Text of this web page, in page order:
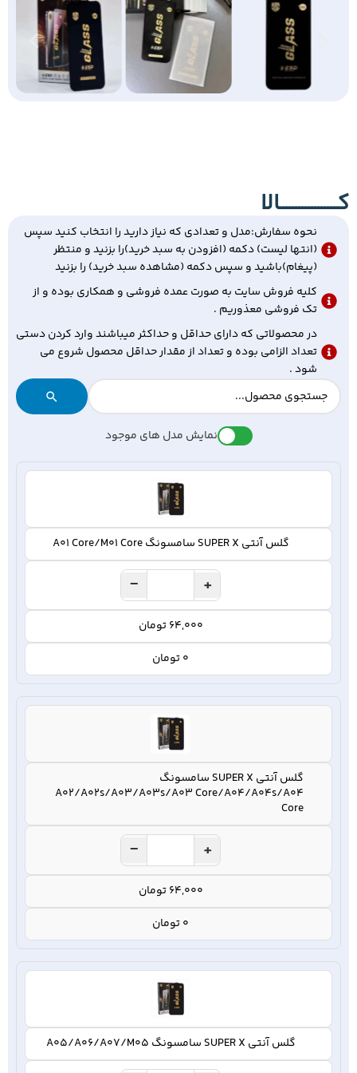
کــــــــــــــــــالا
نحوه سفارش:مدل و تعدادی که نیاز دارید را انتخاب کنید سپس
(انتها لیست) دکمه (افزودن به سبد خرید)را بزنید و منتظر
(پیغام)باشید و سپس دکمه (مشاهده سبد خرید) را بزنید
کلیه فروش سایت به صورت عمده فروشی و همکاری بوده و از
تک فروشی معذوریم .
در محصولاتی که دارای حداقل و حداکثر میباشند وارد کردن دستی
تعداد الزامی بوده و تعداد از مقدار حداقل محصول شروع می
شود .
نمایش مدل های موجود
گلس آنتی SUPER X سامسونگ A01 Core/M01 Core
− +
64,000 تومان
0 تومان
گلس آنتی SUPER X سامسونگ
A02/A02s/A03/A03s/A03 Core/A04/A04s/A04
Core
− +
64,000 تومان
0 تومان
گلس آنتی SUPER X سامسونگ A05/A06/A07/M05